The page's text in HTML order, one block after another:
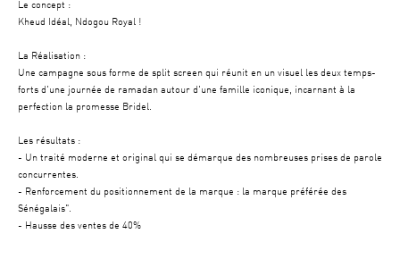
Le concept :
Kheud Idéal, Ndogou Royal !
La Réalisation :
Une campagne sous forme de split screen qui réunit en un visuel les deux temps-
forts d'une journée de ramadan autour d'une famille iconique, incarnant à la
perfection la promesse Bridel.
Les résultats :
- Un traité moderne et original qui se démarque des nombreuses prises de parole
concurrentes.
- Renforcement du positionnement de la marque : la marque préférée des
Sénégalais".
- Hausse des ventes de 40%